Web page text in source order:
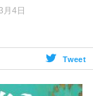
月4日
Tweet